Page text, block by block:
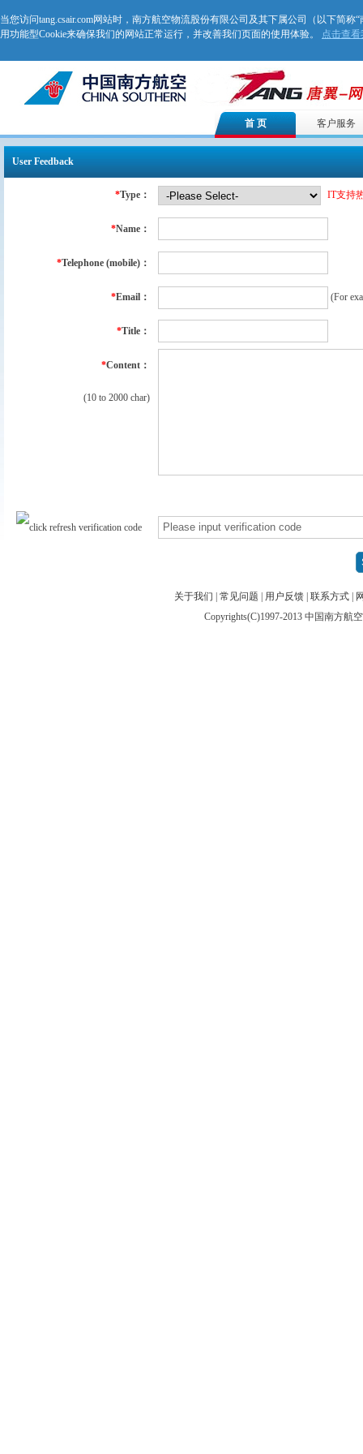
当您访问tang.csair.com网站时，南方航空物流股份有限公司及其下属公司（以下简
用功能型Cookie来确保我们的网站正常运行，并改善我们页面的使用体验。 点击查看
首 页 客户服务
User Feedback
*Type： IT支持
*Name：
*Telephone (mobile)：
*Email： (For
*Title：
*Content：
(10 to 2000 char)
关于我们 常见问题 用户反馈| 联系方式|
Copyrights(C)1997-2013 中国南方航